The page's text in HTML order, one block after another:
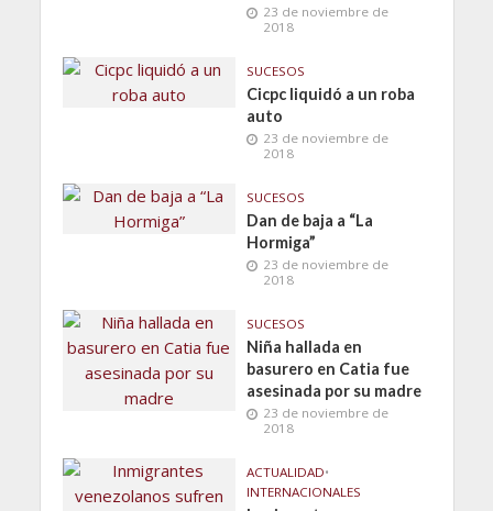
23 de noviembre de
2018
SUCESOS
Cicpc liquidó a un roba
auto
23 de noviembre de
2018
SUCESOS
Dan de baja a “La
Hormiga”
23 de noviembre de
2018
SUCESOS
Niña hallada en
basurero en Catia fue
asesinada por su madre
23 de noviembre de
2018
ACTUALIDAD•
INTERNACIONALES